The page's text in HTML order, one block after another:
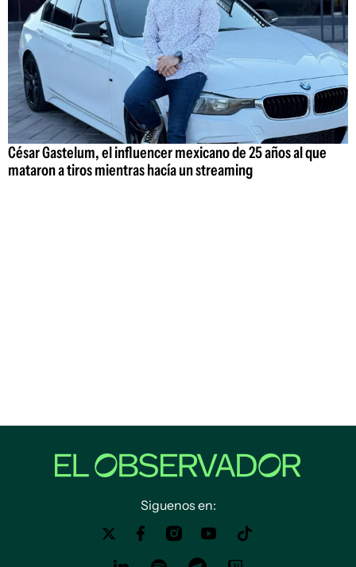
César Gastelum, el influencer mexicano de 25 años al que
mataron a tiros mientras hacía un streaming
Siguenos en: